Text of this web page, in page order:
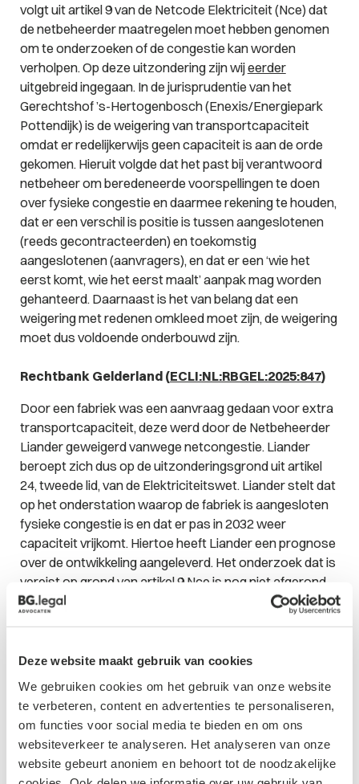
Deze website maakt gebruik van cookies
We gebruiken cookies om het gebruik van onze website
te verbeteren, content en advertenties te personaliseren,
om functies voor social media te bieden en om ons
websiteverkeer te analyseren. Het analyseren van onze
website gebeurt anoniem en behoort tot de noodzakelijke
volgt uit artikel 9 van de Netcode Elektriciteit (Nce) dat
de netbeheerder maatregelen moet hebben genomen
om te onderzoeken of de congestie kan worden
verholpen. Op deze uitzondering zijn wijeerder
uitgebreid ingegaan. In de jurisprudentie van het
Gerechtshof ’s-Hertogenbosch (Enexis/Energiepark
Pottendijk) is de weigering van transportcapaciteit
omdat er redelijkerwijs geen capaciteit is aan de orde
gekomen. Hieruit volgde dat het past bij verantwoord
netbeheer om beredeneerde voorspellingen te doen
over fysieke congestie en daarmee rekening te houden,
dat er een verschil is positie is tussen aangeslotenen
(reeds gecontracteerden) en toekomstig
aangeslotenen (aanvragers), en dat er een ‘wie het
eerst komt, wie het eerst maalt’ aanpak mag worden
gehanteerd. Daarnaast is het van belang dat een
weigering met redenen omkleed moet zijn, de weigering
moet dus voldoende onderbouwd zijn.
Rechtbank Gelderland (ECLI:NL:RBGEL:2025:847)
Door een fabriek was een aanvraag gedaan voor extra
transportcapaciteit, deze werd door de Netbeheerder
Liander geweigerd vanwege netcongestie. Liander
beroept zich dus op de uitzonderingsgrond uit artikel
24, tweede lid, van de Elektriciteitswet. Liander stelt dat
op het onderstation waarop de fabriek is aangesloten
fysieke congestie is en dat er pas in 2032 weer
capaciteit vrijkomt. Hiertoe heeft Liander een prognose
over de ontwikkeling aangeleverd. Het onderzoek dat is
vereist op grond van artikel 9 Nce is nog niet afgerond.
De rechtbank oordeelt dat Liander niet aan de
voorwaarde ‘redelijkerwijs geen transportcapaciteit’
is namelijk een nog lopend onderzoek bezig naar
afgerond. Liander heeft hierdoor nog niet alle
mogelijkheden die zijn vereist in de Nce onderzocht,
redelijkerwijs geen capaciteit meer was. De afwijzing
van Liander is daardoor prematuur. Van de